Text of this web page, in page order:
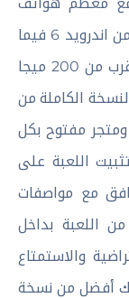
الاندرويد المتوسطة فى الامكانيات بداية من اندرويد 6 فيما
أعلى بالإضافة لتوفير مساحة تخزين بما يقرب من 200 ميجا
الكاملة من
مفتوح بكل
انجيلا 2 ويمكن تثبيت اللعبة على
مع مواصفات
اللعبة بداخل
والاستمتاع
أفضل من نسخة